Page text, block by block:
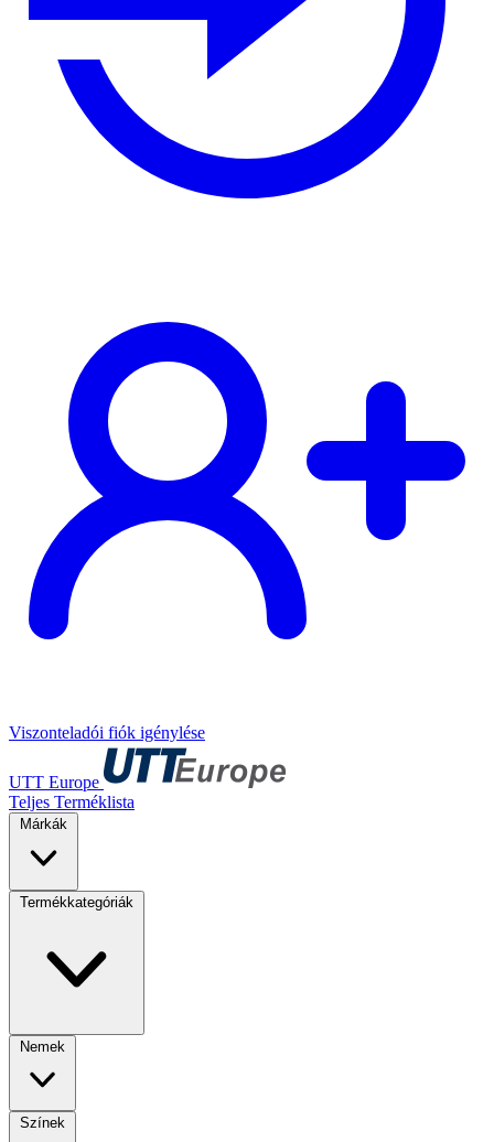
Viszonteladói fiók igénylése
UTT Europe
Teljes Terméklista
Márkák
Termékkategóriák
Nemek
Színek